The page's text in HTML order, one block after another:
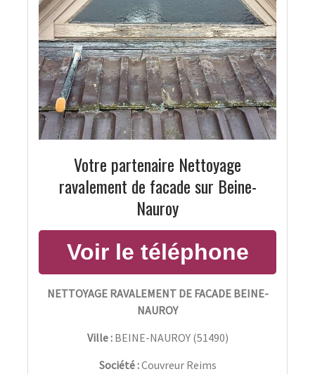
Votre partenaire Nettoyage
ravalement de facade sur Beine-
Nauroy
NETTOYAGE RAVALEMENT DE FACADE BEINE-
NAUROY
Ville : BEINE-NAUROY(51490)
Société :Couvreur Reims